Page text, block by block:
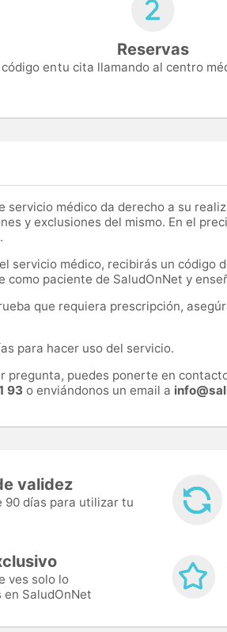
en
Reservas
tu cita llamando al centro
servicio médico da derecho a su
y exclusiones del mismo. En el
servicio médico, recibirás un código
como paciente de SaludOnNet y
que requiera prescripción,
para hacer uso del servicio.
pregunta, puedes ponerte en
93 o enviándonos un email a
validez
90 días para utilizar tu
ves solo lo
SaludOnNet